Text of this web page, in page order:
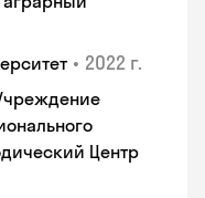
• 2022 г.
Центр